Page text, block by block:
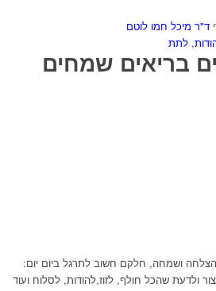
ד"ר מיכל חמו לוטם
, לתת
בריאים שמחים
הצלחה ושמחה, חלקם חשוב לתרגל ביום יום:
ולדעת שהכל חולף, לזוז,להודות, לסלוח ועוד